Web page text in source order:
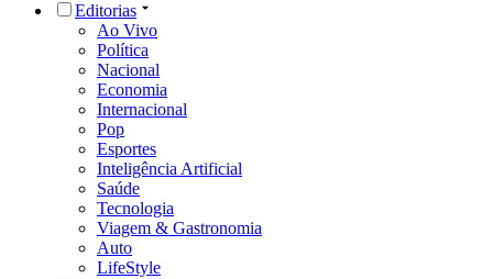
Editorias
Ao Vivo
Política
Nacional
Economia
Internacional
Pop
Esportes
Inteligência Artificial
Saúde
Tecnologia
Viagem & Gastronomia
Auto
LifeStyle